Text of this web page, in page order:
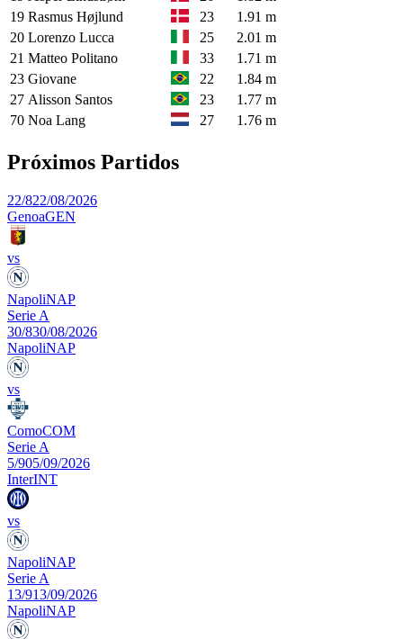
19 Rasmus Højlund 23
1.91 m
20 Lorenzo Lucca 25
2.01 m
21 Matteo Politano 33
1.71 m
23 Giovane 22
1.84 m
27 Alisson Santos 23
1.77 m
70 Noa Lang 27 1.76 m
Próximos Partidos
22/822/08/2026
GenoaGEN
vs
NapoliNAP
Serie A
30/830/08/2026
NapoliNAP
vs
ComoCOM
Serie A
5/905/09/2026
InterINT
vs
NapoliNAP
Serie A
13/913/09/2026
NapoliNAP